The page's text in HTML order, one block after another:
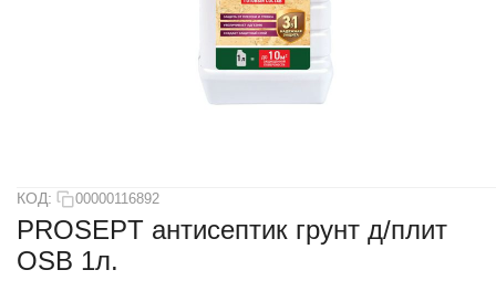
КОД: 00000116892
PROSEPT антисептик грунт д/плит
OSB 1л.